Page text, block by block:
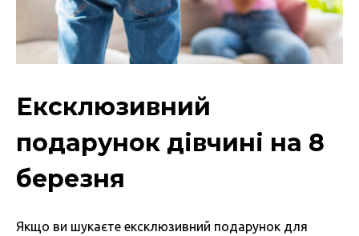
Ексклюзивний
подарунок дівчині на 8
березня
Якщо ви шукаєте ексклюзивний подарунок для